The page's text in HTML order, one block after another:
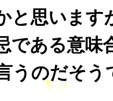
と思います
である意味
うのだそう